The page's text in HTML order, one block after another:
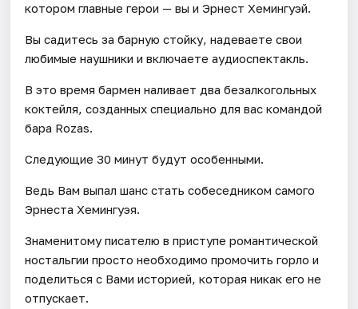
котором главные герои — вы и Эрнест Хемингуэй.
Вы садитесь за барную стойку, надеваете свои
любимые наушники и включаете аудиоспектакль.
В это время бармен наливает два безалкогольных
коктейля, созданных специально для вас командой
бара Rozas.
Следующие 30 минут будут особенными.
Ведь Вам выпал шанс стать собеседником самого
Эрнеста Хемингуэя.
Знаменитому писателю в приступе романтической
ностальгии просто необходимо промочить горло и
поделиться с Вами историей, которая никак его не
отпускает.